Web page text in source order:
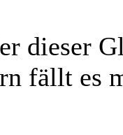
dieser
fällt es